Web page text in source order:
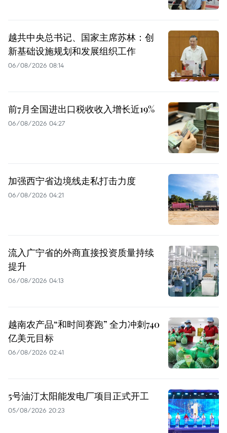
越共中央总书记、国家主席苏林：创
新基础设施规划和发展组织工作
06/08/2026 08:14
前7月全国进出口税收收入增长近19%
06/08/2026 04:27
加强西宁省边境线走私打击力度
06/08/2026 04:21
流入广宁省的外商直接投资质量持续
提升
06/08/2026 04:13
越南农产品“和时间赛跑” 全力冲刺740
亿美元目标
06/08/2026 02:41
5号油汀太阳能发电厂项目正式开工
05/08/2026 20:23